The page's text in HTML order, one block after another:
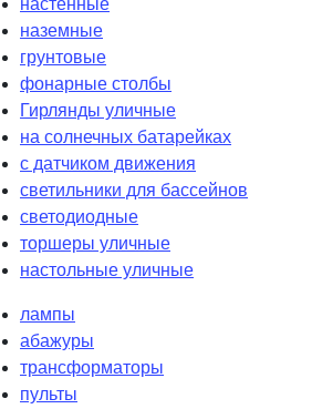
наземные
грунтовые
фонарные столбы
Гирлянды уличные
на солнечных батарейках
с датчиком движения
светильники для бассейнов
светодиодные
торшеры уличные
настольные уличные
лампы
абажуры
трансформаторы
пульты